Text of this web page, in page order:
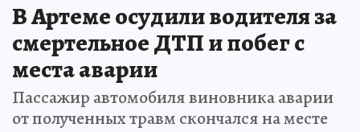
В Артеме осудили водителя за
смертельное ДТП и побег с
места аварии
Пассажир автомобиля виновника аварии
от полученных травм скончался на месте